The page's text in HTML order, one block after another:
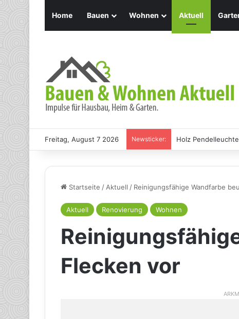
Home Bauen Wohnen Aktuell
Freitag, August 7 2026 Newsticker: Holz
Startseite /Aktuell / Reinigungsfähige Wandfarbe
Aktuell Renovierung Wohnen
Flecken vor